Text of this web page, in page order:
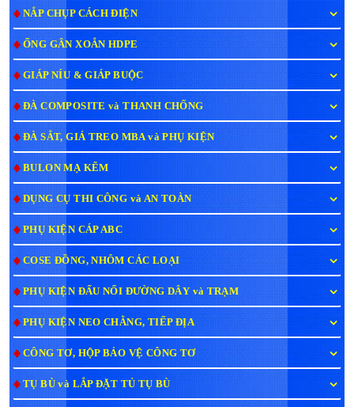
NẮP CHỤP CÁCH ĐIỆN
ỐNG GÂN XOẮN HDPE
GIÁP NÍU & GIÁP BUỘC
ĐÀ COMPOSITE và THANH CHỐNG
ĐÀ SẮT, GIÁ TREO MBA và PHỤ KIỆN
BULON MẠ KẼM
DỤNG CỤ THI CÔNG và AN TOÀN
PHỤ KIỆN CÁP ABC
COSE ĐỒNG, NHÔM CÁC LOẠI
PHỤ KIỆN ĐẤU NỐI ĐƯỜNG DÂY và TRẠM
PHỤ KIỆN NEO CHẰNG, TIẾP ĐỊA
CÔNG TƠ, HỘP BẢO VỆ CÔNG TƠ
TỤ BÙ và LẮP ĐẶT TỦ TỤ BÙ